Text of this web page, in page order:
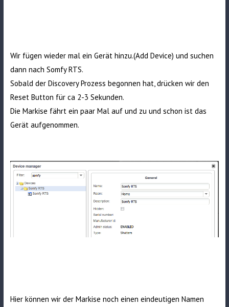
Wir fügen wieder mal ein Gerät hinzu.(Add Device) und suchen
dann nach Somfy RTS.
Sobald der Discovery Prozess begonnen hat, drücken wir den
Reset Button für ca 2-3 Sekunden.
Die Markise fährt ein paar Mal auf und zu und schon ist das
Gerät aufgenommen.
Hier können wir der Markise noch einen eindeutigen Namen